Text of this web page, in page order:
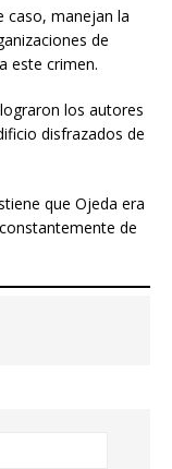
caso, manejan la
de
este crimen.
los autores
disfrazados de
que Ojeda era
de